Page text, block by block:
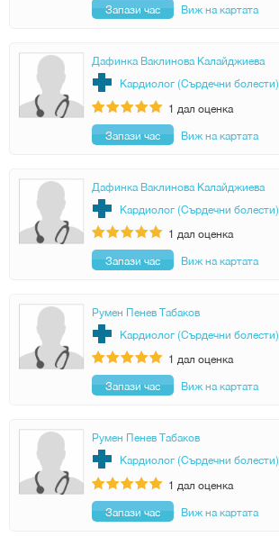
Запази час
Виж на картата
Дафинка Ваклинова Калайджиева
Кардиолог (Сърдечни болести)
1 дал оценка
Запази час
Виж на картата
Дафинка Ваклинова Калайджиева
Кардиолог (Сърдечни болести)
1 дал оценка
Запази час
Виж на картата
Румен Пенев Табаков
Кардиолог (Сърдечни болести)
1 дал оценка
Запази час
Виж на картата
Румен Пенев Табаков
Кардиолог (Сърдечни болести)
1 дал оценка
Запази час
Виж на картата